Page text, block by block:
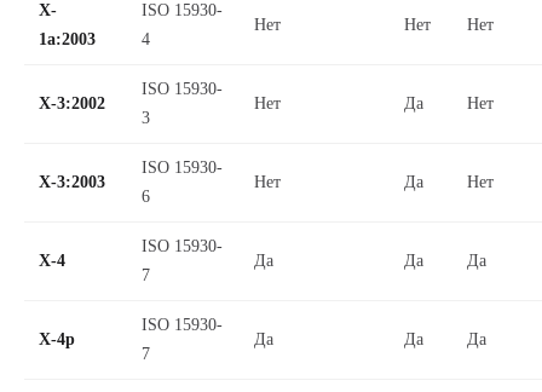
X-
1a:2003
ISO 15930-
4
Нет Нет Нет
X-3:2002
ISO 15930-
3
Нет Да Нет
X-3:2003
ISO 15930-
6
Нет Да Нет
X-4
ISO 15930-
7
Да Да Да
X-4p
ISO 15930-
7
Да Да Да